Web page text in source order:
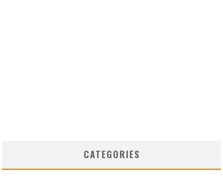
CATEGORIES